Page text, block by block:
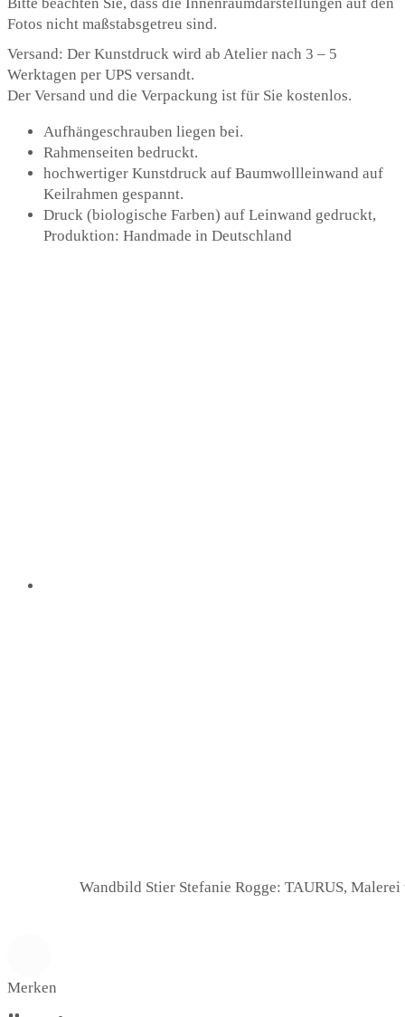
Fotos nicht maßstabsgetreu sind.
Versand: Der Kunstdruck wird ab Atelier nach 3 – 5
Werktagen per UPS versandt.
Der Versand und die Verpackung ist für Sie kostenlos.
Aufhängeschrauben liegen bei.
Rahmenseiten bedruckt.
hochwertiger Kunstdruck auf Baumwollleinwand auf
Keilrahmen gespannt.
Druck (biologische Farben) auf Leinwand gedruckt,
Produktion: Handmade in Deutschland
Wandbild Stier Stefanie Rogge: TAURUS,
Merken